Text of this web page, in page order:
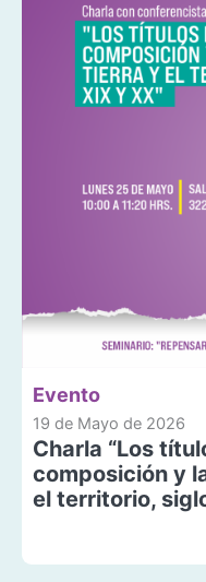
Evento
19 de Mayo de 2026
Charla “Los
composición y
el territorio,